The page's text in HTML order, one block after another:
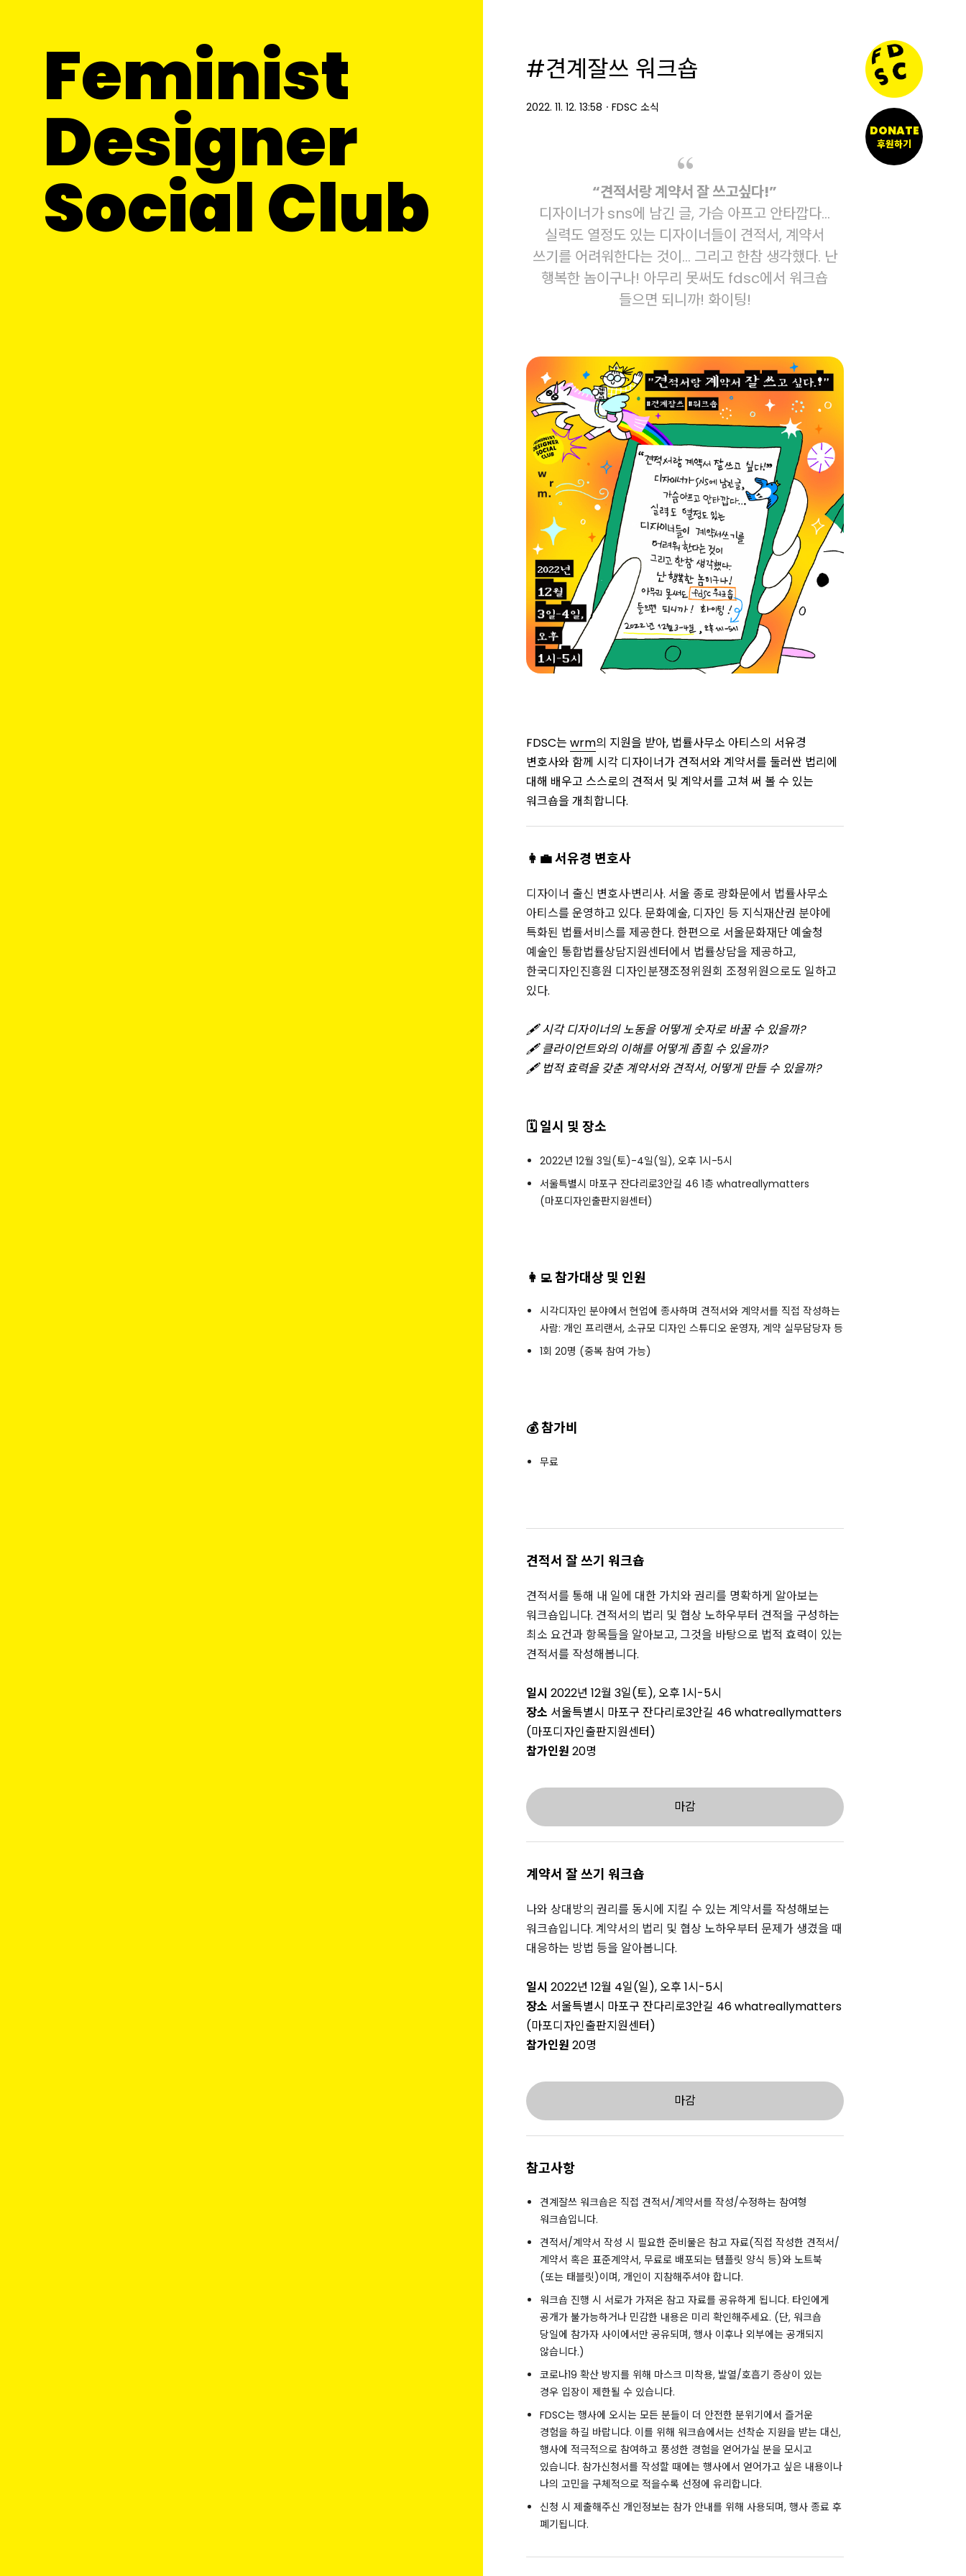
Feminist
Designer
Social Club
DONATE
후원하기
#견계잘쓰 워크숍
2022. 11. 12. 13:58 ㆍ FDSC 소식
“견적서랑 계약서 잘 쓰고싶다!”
디자이너가 sns에 남긴 글, 가슴 아프고 안타깝다…
실력도 열정도 있는 디자이너들이 견적서, 계약서
쓰기를 어려워한다는 것이... 그리고 한참 생각했다. 난
행복한 놈이구나! 아무리 못써도 fdsc에서 워크숍
들으면 되니까! 화이팅!
FDSC는 wrm의 지원을 받아, 법률사무소 아티스의 서유경
변호사와 함께 시각 디자이너가 견적서와 계약서를 둘러싼 법리에
대해 배우고 스스로의 견적서 및 계약서를 고쳐 써 볼 수 있는
워크숍을 개최합니다.
👩‍💼 서유경 변호사
디자이너 출신 변호사·변리사. 서울 종로 광화문에서 법률사무소
아티스를 운영하고 있다. 문화예술, 디자인 등 지식재산권 분야에
특화된 법률서비스를 제공한다. 한편으로 서울문화재단 예술청
예술인 통합법률상담지원센터에서 법률상담을 제공하고,
한국디자인진흥원 디자인분쟁조정위원회 조정위원으로도 일하고
있다.
🖋 시각 디자이너의 노동을 어떻게 숫자로 바꿀 수 있을까?
🖋 클라이언트와의 이해를 어떻게 좁힐 수 있을까?
🖋 법적 효력을 갖춘 계약서와 견적서, 어떻게 만들 수 있을까?
🗓 일시 및 장소
2022년 12월 3일(토)-4일(일), 오후 1시-5시
서울특별시 마포구 잔다리로3안길 46 1층 whatreallymatters
(마포디자인출판지원센터)
👩‍💻 참가대상 및 인원
시각디자인 분야에서 현업에 종사하며 견적서와 계약서를 직접 작성하는
사람: 개인 프리랜서, 소규모 디자인 스튜디오 운영자, 계약 실무담당자 등
1회 20명 (중복 참여 가능)
💰 참가비
무료
견적서 잘 쓰기 워크숍
견적서를 통해 내 일에 대한 가치와 권리를 명확하게 알아보는
워크숍입니다. 견적서의 법리 및 협상 노하우부터 견적을 구성하는
최소 요건과 항목들을 알아보고, 그것을 바탕으로 법적 효력이 있는
견적서를 작성해봅니다.
일시 2022년 12월 3일(토), 오후 1시-5시
장소 서울특별시 마포구 잔다리로3안길 46 whatreallymatters
(마포디자인출판지원센터)
참가인원 20명
마감
계약서 잘 쓰기 워크숍
나와 상대방의 권리를 동시에 지킬 수 있는 계약서를 작성해보는
워크숍입니다. 계약서의 법리 및 협상 노하우부터 문제가 생겼을 때
대응하는 방법 등을 알아봅니다.
일시 2022년 12월 4일(일), 오후 1시-5시
장소 서울특별시 마포구 잔다리로3안길 46 whatreallymatters
(마포디자인출판지원센터)
참가인원 20명
마감
참고사항
견계잘쓰 워크숍은 직접 견적서/계약서를 작성/수정하는 참여형
워크숍입니다.
견적서/계약서 작성 시 필요한 준비물은 참고 자료(직접 작성한 견적서/
계약서 혹은 표준계약서, 무료로 배포되는 템플릿 양식 등)와 노트북
(또는 태블릿)이며, 개인이 지참해주셔야 합니다.
워크숍 진행 시 서로가 가져온 참고 자료를 공유하게 됩니다. 타인에게
공개가 불가능하거나 민감한 내용은 미리 확인해주세요. (단, 워크숍
당일에 참가자 사이에서만 공유되며, 행사 이후나 외부에는 공개되지
않습니다.)
코로나19 확산 방지를 위해 마스크 미착용, 발열/호흡기 증상이 있는
경우 입장이 제한될 수 있습니다.
FDSC는 행사에 오시는 모든 분들이 더 안전한 분위기에서 즐거운
경험을 하길 바랍니다. 이를 위해 워크숍에서는 선착순 지원을 받는 대신,
행사에 적극적으로 참여하고 풍성한 경험을 얻어가실 분을 모시고
있습니다. 참가신청서를 작성할 때에는 행사에서 얻어가고 싶은 내용이나
나의 고민을 구체적으로 적을수록 선정에 유리합니다.
신청 시 제출해주신 개인정보는 참가 안내를 위해 사용되며, 행사 종료 후
폐기됩니다.